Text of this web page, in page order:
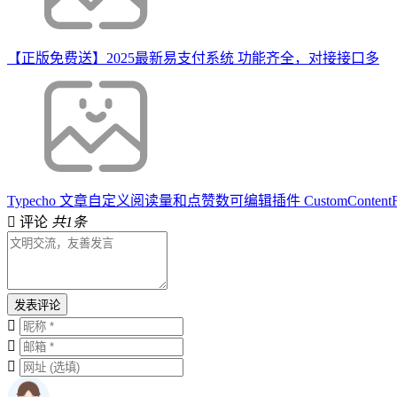
【正版免费送】2025最新易支付系统 功能齐全，对接接口多
Typecho 文章自定义阅读量和点赞数可编辑插件
评论 共1条
发表评论